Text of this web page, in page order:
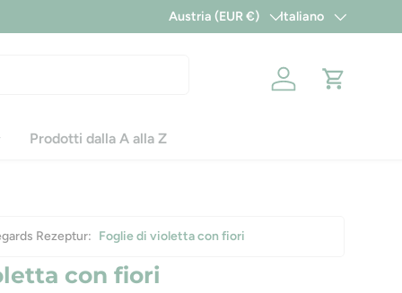
Paese/Regione
Austria (EUR €) Lingua
Italiano
Accedi Carrello
Prodotti dalla A alla Z
Rezeptur: Foglie di violetta con fiori
con fiori